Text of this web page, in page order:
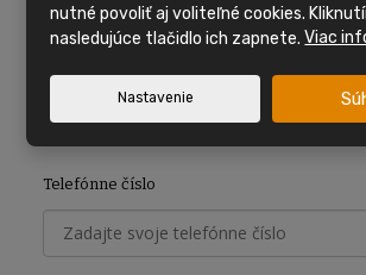
Meno a priezvisko*
*Povinné pole
Telefónne číslo
nutné povoliť aj voliteľné cookies.
nasledujúce tlačidlo ich zapnete.Viac
Nastavenie